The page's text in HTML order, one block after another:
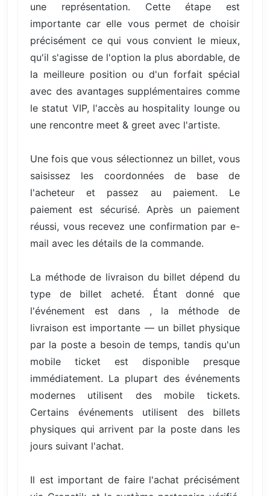
une représentation. Cette étape est
importante car elle vous permet de choisir
précisément ce qui vous convient le mieux,
qu'il s'agisse de l'option la plus abordable, de
la meilleure position ou d'un forfait spécial
avec des avantages supplémentaires comme
le statut VIP, l'accès au hospitality lounge ou
une rencontre meet & greet avec l'artiste.
Une fois que vous sélectionnez un billet, vous
saisissez les coordonnées de base de
l'acheteur et passez au paiement. Le
paiement est sécurisé. Après un paiement
réussi, vous recevez une confirmation par e-
mail avec les détails de la commande.
La méthode de livraison du billet dépend du
type de billet acheté. Étant donné que
l'événement est dans , la méthode de
livraison est importante — un billet physique
par la poste a besoin de temps, tandis qu'un
mobile ticket est disponible presque
immédiatement. La plupart des événements
modernes utilisent des mobile tickets.
Certains événements utilisent des billets
physiques qui arrivent par la poste dans les
jours suivant l'achat.
Il est important de faire l'achat précisément